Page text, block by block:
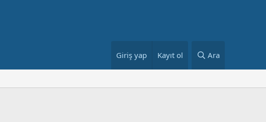
Giriş yap Kayıt ol Ara